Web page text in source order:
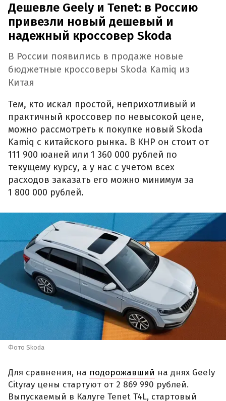
Дешевле Geely и Tenet: в Россию
привезли новый дешевый и
надежный кроссовер Skoda
В России появились в продаже новые
бюджетные кроссоверы Skoda Kamiq из
Китая
Тем, кто искал простой, неприхотливый и
практичный кроссовер по невысокой цене,
можно рассмотреть к покупке новый Skoda
Kamiq с китайского рынка. В КНР он стоит от
111 900 юаней или 1 360 000 рублей по
текущему курсу, а у нас с учетом всех
расходов заказать его можно минимум за
1 800 000 рублей.
Фото Skoda
Для сравнения, на подорожавший на днях Geely
Cityray цены стартуют от 2 869 990 рублей.
Выпускаемый в Калуге Tenet T4L, стартовый